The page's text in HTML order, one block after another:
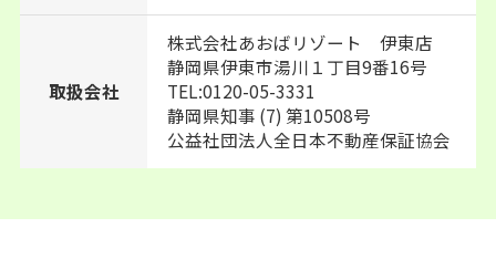
取扱会社
株式会社あおばリゾート 伊東店
静岡県伊東市湯川１丁目9番16号
TEL:0120-05-3331
静岡県知事 (7) 第10508号
公益社団法人全日本不動産保証協会